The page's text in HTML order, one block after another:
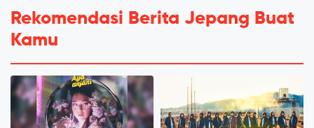
Rekomendasi Berita Jepang Buat
Kamu